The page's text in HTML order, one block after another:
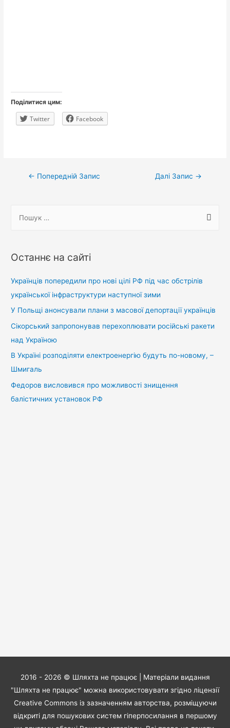
Поділитися цим:
Twitter Facebook
Навігація
← Попередній Запис Далі Запис →
у
:
Останнє на сайті
Українців попередили про нові цілі РФ під час обстрілів
української інфраструктури наступної зими
У Польщі анонсували плани з масової депортації українців
Сікорський запропонував перехоплювати російські ракети
над Україною
В Україні розподіляти електроенергію будуть по-новому, –
Шмигаль
Федоров висловився про можливості знищення
балістичних установок РФ
2016 - 2026 © Шляхта не працює| Матеріали видання
"Шляхта не працює" можна використовувати згідно ліцензії
Creative Commons із зазначенням авторства, розміщуючи
відкриті для пошукових систем гіперпосилання в першому